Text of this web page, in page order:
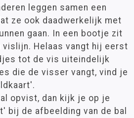
leggen samen een
ze ook daadwerkelijk met
gaan. In een bootje zit
vislijn. Helaas vangt hij eerst
tot de vis uiteindelijk
die de visser vangt, vind je
opvist, dan kijk je op je
bij de afbeelding van de bal